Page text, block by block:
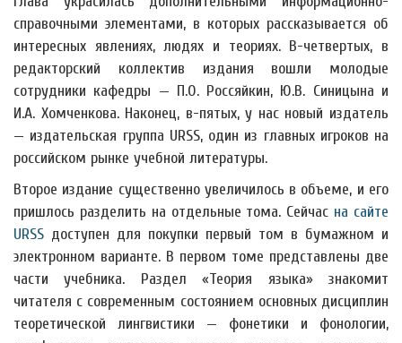
справочными элементами, в которых рассказывается об
интересных явлениях, людях и теориях. В-четвертых, в
редакторский коллектив издания вошли молодые
сотрудники кафедры — П.О. Россяйкин, Ю.В. Синицына и
И.А. Хомченкова. Наконец, в-пятых, у нас новый издатель
— издательская группа URSS, один из главных игроков на
российском рынке учебной литературы.
Второе издание существенно увеличилось в объеме, и его
пришлось разделить на отдельные тома. Сейчас на сайте
URSS доступен для покупки первый том в бумажном и
электронном варианте. В первом томе представлены две
части учебника. Раздел «Теория языка» знакомит
читателя с современным состоянием основных дисциплин
теоретической лингвистики — фонетики и фонологии,